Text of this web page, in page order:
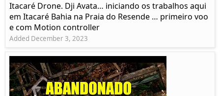
Itacaré Drone. Dji Avata… iniciando os trabalhos aqui
em Itacaré Bahia na Praia do Resende … primeiro voo
e com Motion controller
Added December 3, 2023